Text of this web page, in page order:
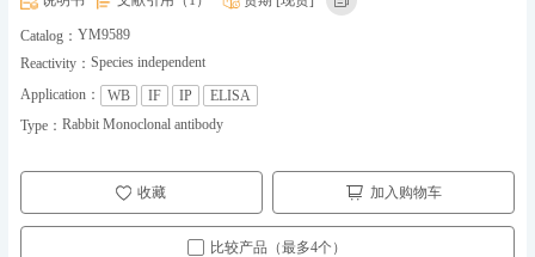
Catalog： YM9589
Reactivity： Species independent
Application：
WB IF IP
ELISA
Type： Rabbit Monoclonal antibody
收藏 加入购物车
比较产品（最多4个）